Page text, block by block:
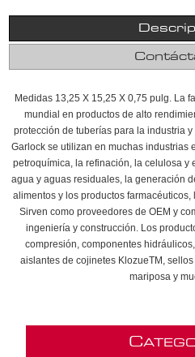
Medidas 13,25 X 15,25 X 0,75 pulg. La
mundial en productos de alto
protección de tuberías para la industria
Garlock se utilizan en muchas industrias
petroquímica, la refinación, la celulosa y
agua y aguas residuales, la generación
alimentos y los productos
Sirven como proveedores de OEM y
ingeniería y construcción. Los
compresión, componentes
aislantes de cojinetes KlozueTM,
mariposa y
C